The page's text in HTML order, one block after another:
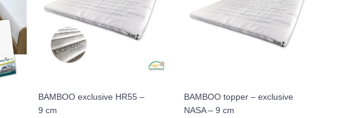
BAMBOO exclusive HR55 –
9 cm
BAMBOO topper – exclusive
NASA – 9 cm